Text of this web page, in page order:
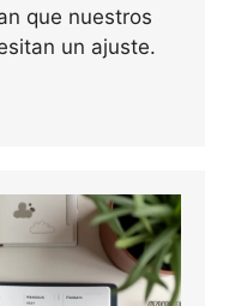
que nuestros
un ajuste.